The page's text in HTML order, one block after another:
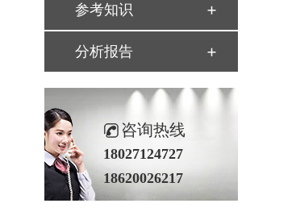
参考知识
分析报告
咨询热线
18027124727
18620026217